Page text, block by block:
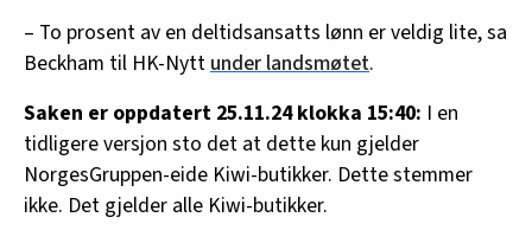
– To prosent av en deltidsansatts lønn er veldig lite, sa
Beckham til HK-Nyttunder landsmøtet.
Saken er oppdatert 25.11.24 klokka 15:40: I en
tidligere versjon sto det at dette kun gjelder
NorgesGruppen-eide Kiwi-butikker. Dette stemmer
ikke. Det gjelder alle Kiwi-butikker.